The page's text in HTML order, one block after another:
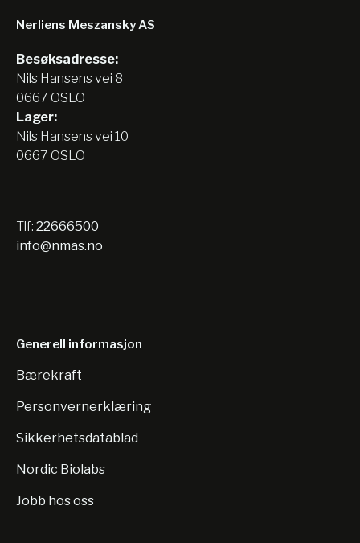
Nerliens Meszansky AS
Besøksadresse:
Nils Hansens vei 8
0667 OSLO
Lager:
Nils Hansens vei 10
0667 OSLO
Tlf: 22666500
info@nmas.no
Generell informasjon
Bærekraft
Personvernerklæring
Sikkerhetsdatablad
Nordic Biolabs
Jobb hos oss